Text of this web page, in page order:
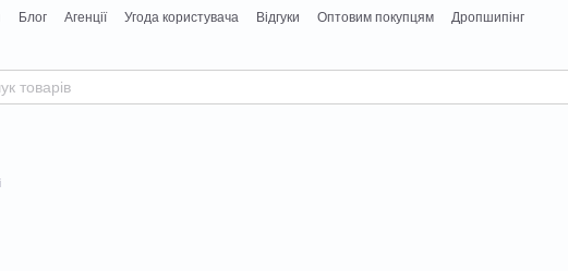
Блог Агенції Угода користувача Відгуки Оптовим покупцям
Дропшипінг